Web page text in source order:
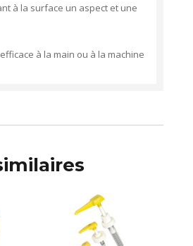
à la surface un aspect et une
à la main ou à la machine